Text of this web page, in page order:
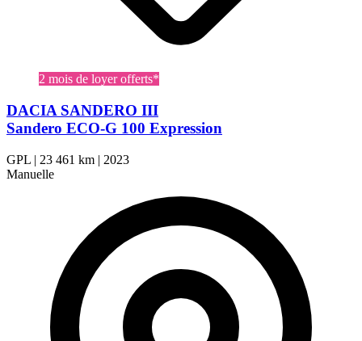
2 mois de loyer offerts*
DACIA SANDERO III
Sandero ECO-G 100 Expression
GPL | 23 461 km | 2023
Manuelle